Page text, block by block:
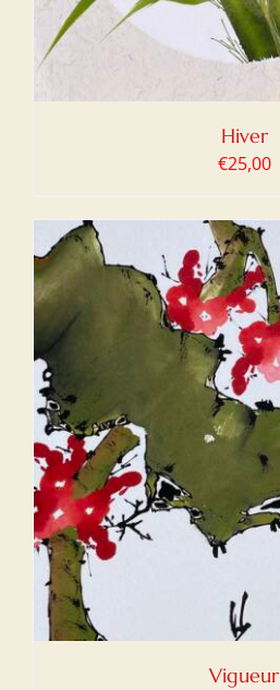
Hiver
€25,00
Vigueur